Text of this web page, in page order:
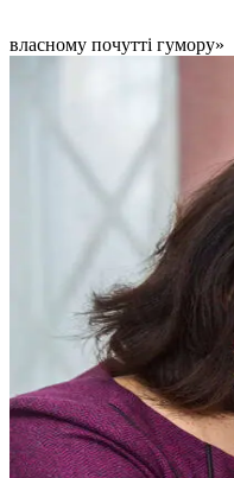
власному почутті гумору